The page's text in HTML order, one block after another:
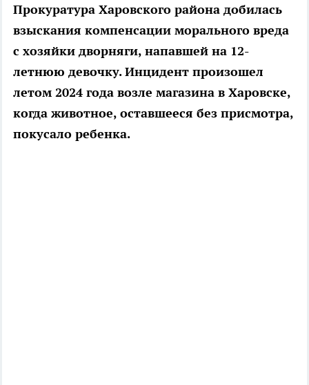
Прокуратура Харовского района добилась
взыскания компенсации морального вреда
с хозяйки дворняги, напавшей на 12-
летнюю девочку. Инцидент произошел
летом 2024 года возле магазина в Харовске,
когда животное, оставшееся без присмотра,
покусало ребенка.